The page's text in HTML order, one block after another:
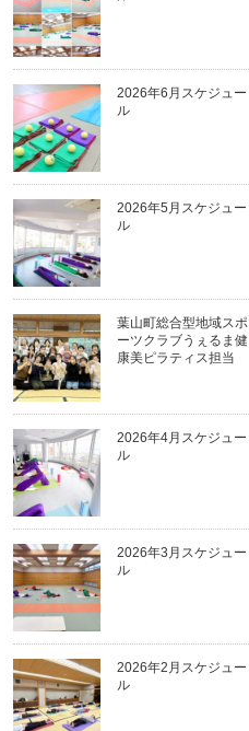
2026年6月スケジュー
ル
2026年5月スケジュー
ル
葉山町総合型地域スポ
ーツクラブうぇるま健
康美ピラティス担当
2026年4月スケジュー
ル
2026年3月スケジュー
ル
2026年2月スケジュー
ル